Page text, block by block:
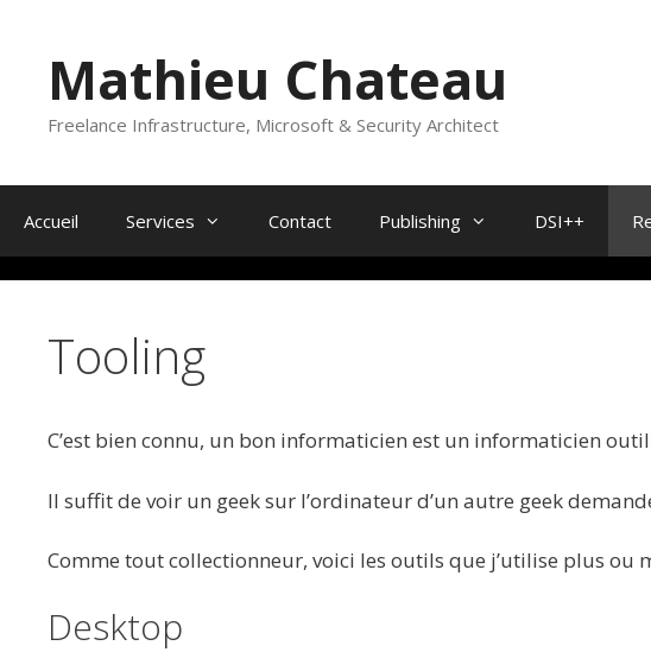
contentMathieu Chateau
Freelance Infrastructure, Microsoft & Security Architect
Accueil Services Contact Publishing DSI++
Tooling
C’est bien connu, un bon informaticien est un informaticien
Il suffit de voir un geek sur l’ordinateur d’un autre geek
Comme tout collectionneur, voici les outils que j’utilise plus ou
Desktop